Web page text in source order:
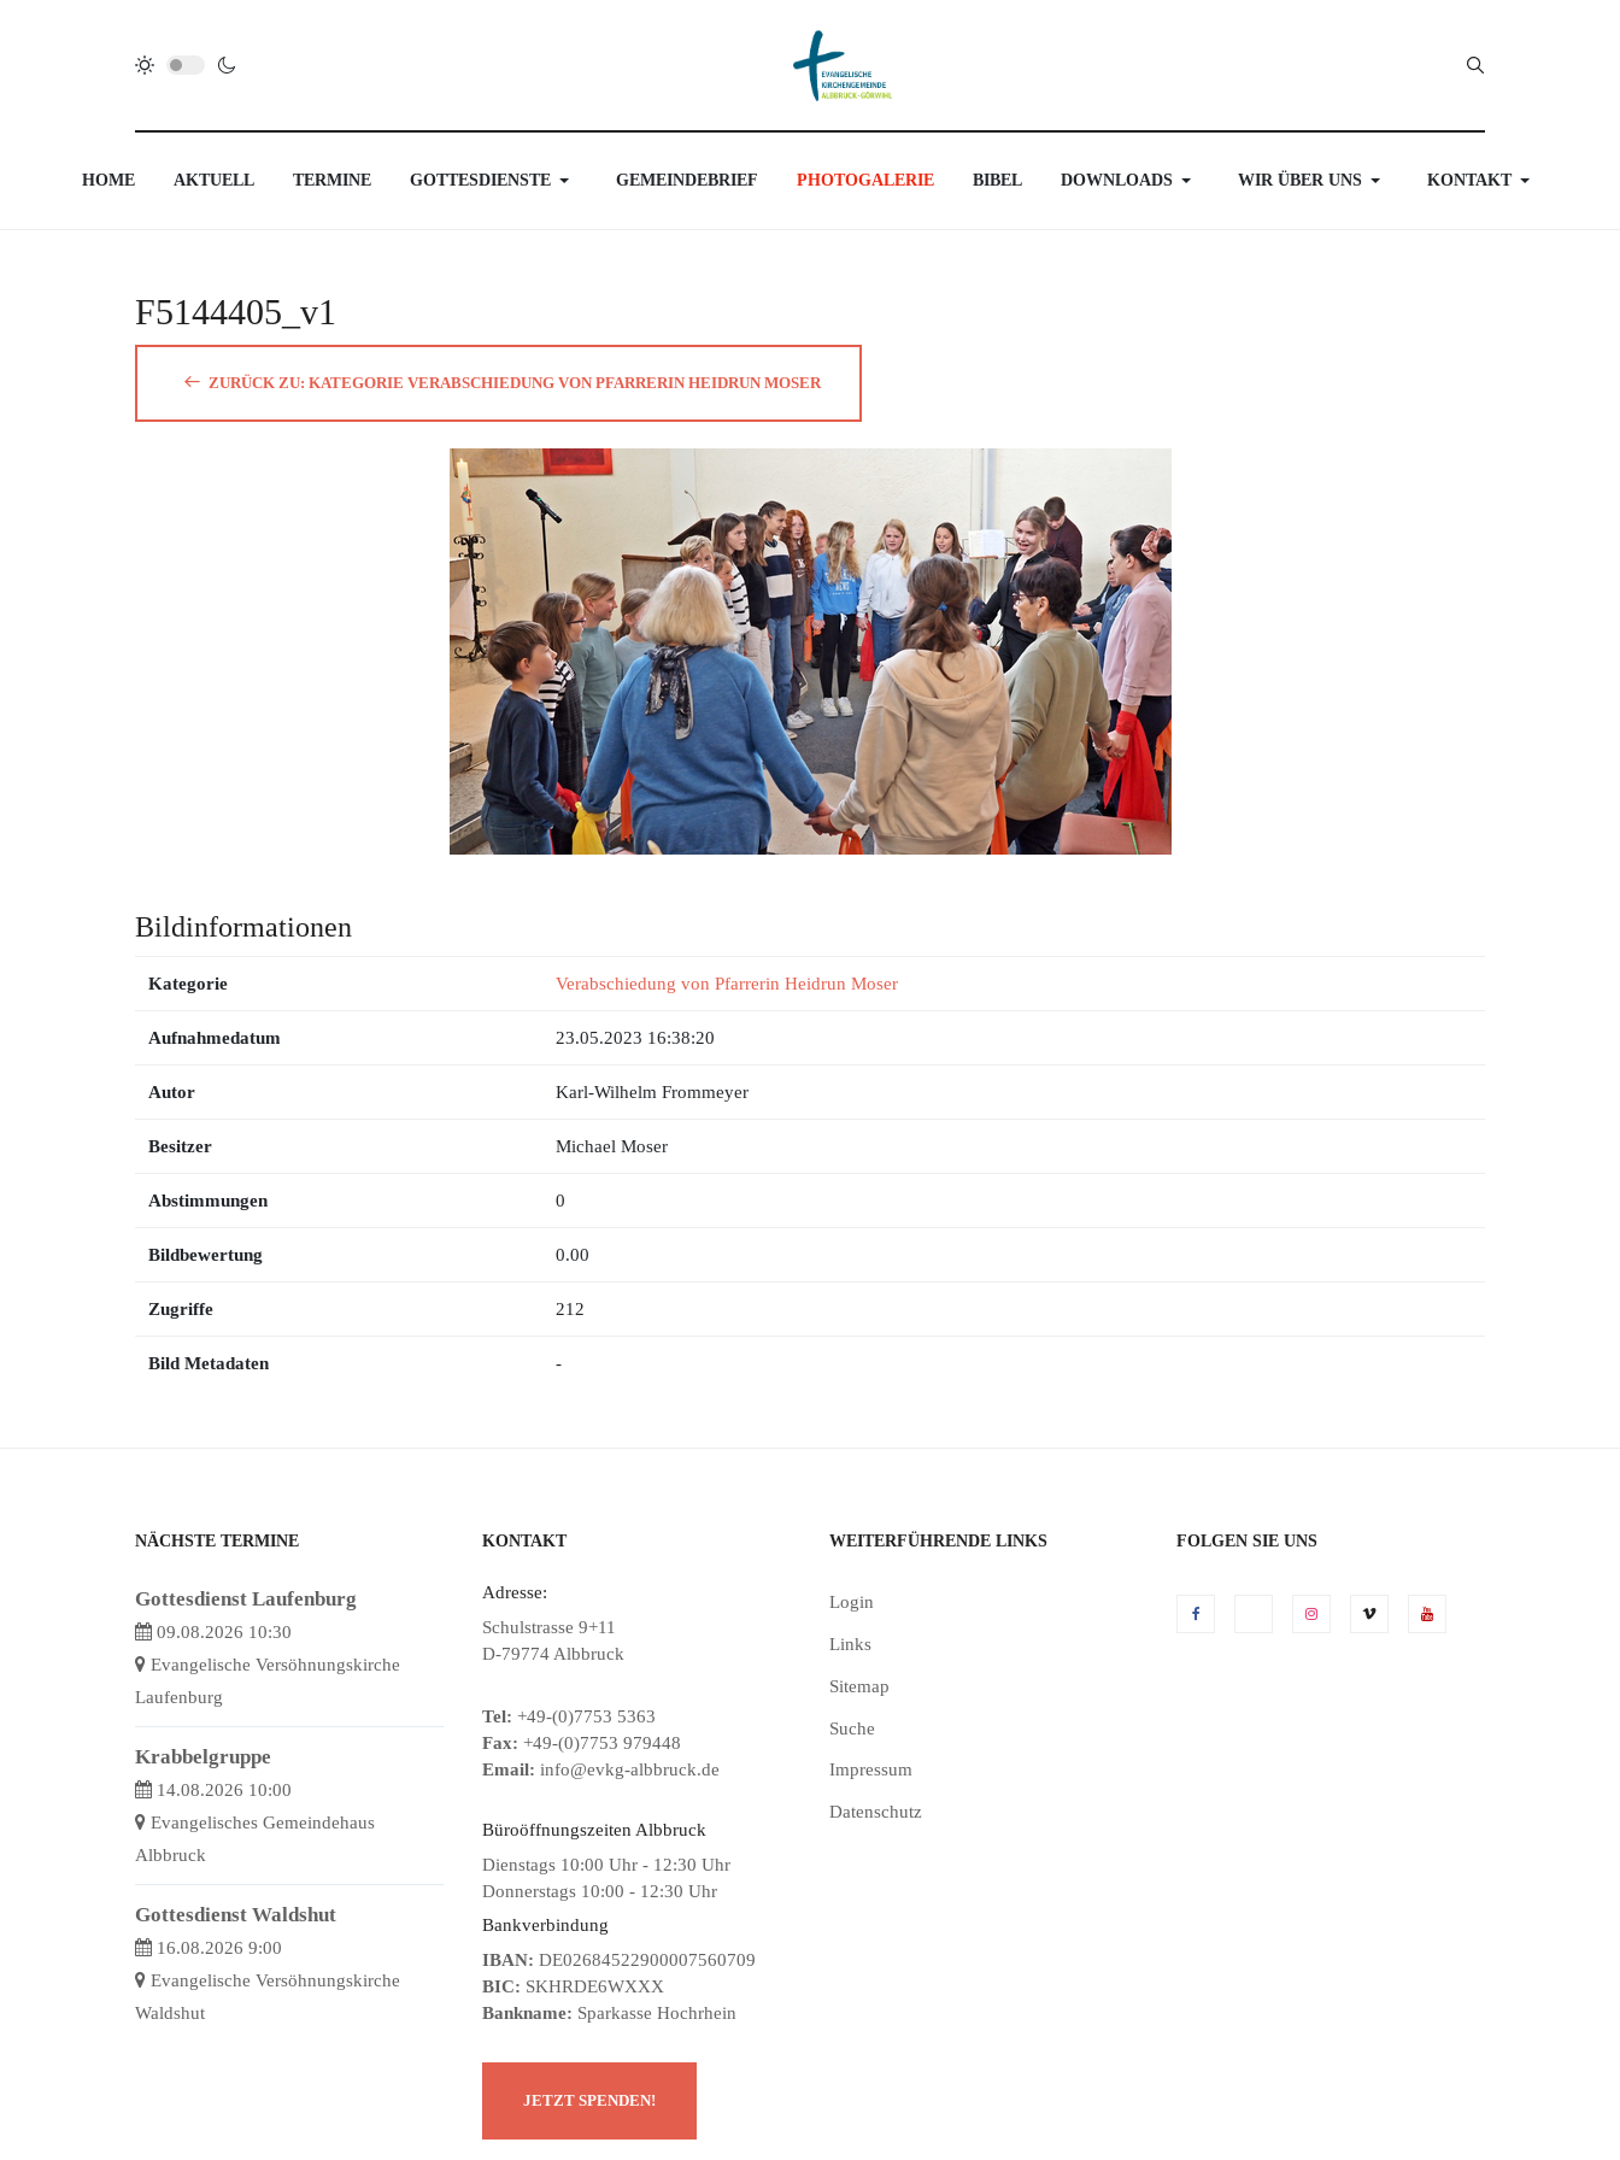
HOME AKTUELL TERMINE GOTTESDIENSTE GEMEINDEBRIEF PHOTOGALERIE BIBEL DOWNLOADS WIR ÜBER UNS KONTAKT
F5144405_v1
ZURÜCK ZU: KATEGORIE VERABSCHIEDUNG VON PFARRERIN HEIDRUN MOSER
Bildinformationen
Kategorie Verabschiedung von Pfarrerin Heidrun Moser
Aufnahmedatum 23.05.2023 16:38:20
Autor Karl-Wilhelm Frommeyer
Besitzer Michael Moser
Abstimmungen 0
Bildbewertung 0.00
Zugriffe 212
Bild Metadaten -
NÄCHSTE TERMINE
Gottesdienst Laufenburg
09.08.2026 10:30
Evangelische Versöhnungskirche
Laufenburg
Krabbelgruppe
14.08.2026 10:00
Evangelisches Gemeindehaus
Albbruck
Gottesdienst Waldshut
16.08.2026 9:00
Evangelische Versöhnungskirche
Waldshut
KONTAKT
Adresse:
Schulstrasse 9+11
D-79774 Albbruck
Tel: +49-(0)7753 5363
Fax: +49-(0)7753 979448
Email: info@evkg-albbruck.de
Büroöffnungszeiten Albbruck
Dienstags 10:00 Uhr - 12:30 Uhr
Donnerstags 10:00 - 12:30 Uhr
Bankverbindung
IBAN: DE02684522900007560709
BIC: SKHRDE6WXXX
Bankname: Sparkasse Hochrhein
WEITERFÜHRENDE LINKS
Login
Links
Sitemap
Suche
Impressum
Datenschutz
FOLGEN SIE UNS